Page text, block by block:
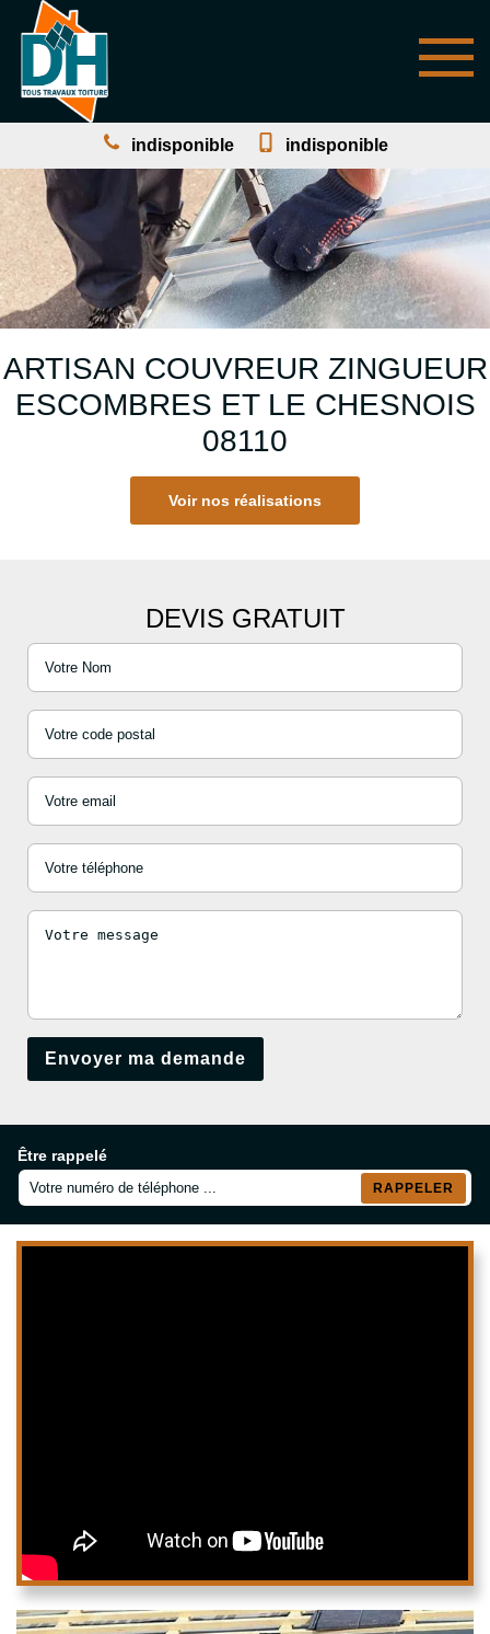
indisponible indisponible
ARTISAN COUVREUR ZINGUEUR
ESCOMBRES ET LE CHESNOIS
08110
Voir nos réalisations
DEVIS GRATUIT
Être rappelé